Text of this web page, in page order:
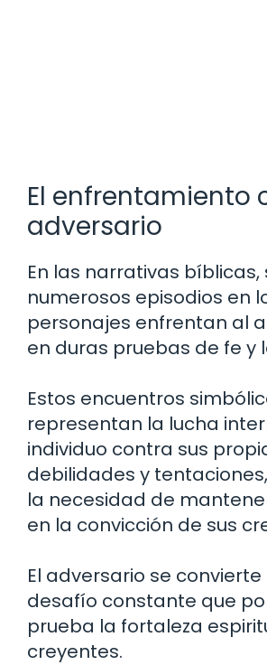
El enfrentamiento
adversario
En las narrativas
numerosos episodios en
personajes enfrentan al
en duras pruebas de fe y
Estos encuentros
representan la lucha
individuo contra sus
debilidades y
la necesidad de
en la convicción de sus
El adversario se
desafío constante que
prueba la fortaleza
creyentes.